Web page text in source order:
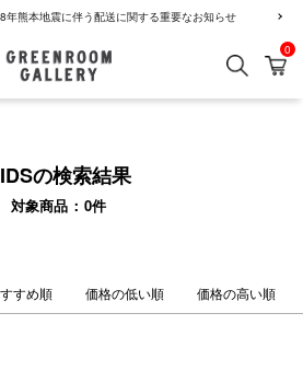
8年熊本地震に伴う配送に関する重要なお知らせ
検索 カ
0
の検索結果
対象商品 0件
すめ順 価格の低い順 価格の高い順